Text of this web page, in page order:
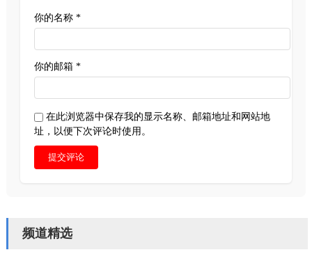
你的名称 *
你的邮箱 *
在此浏览器中保存我的显示名称、邮箱地址和网站地
址，以便下次评论时使用。
提交评论
频道精选